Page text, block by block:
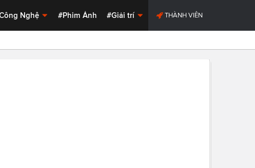
Nghệ #Phim Ảnh #Giải trí THÀNH VIÊN